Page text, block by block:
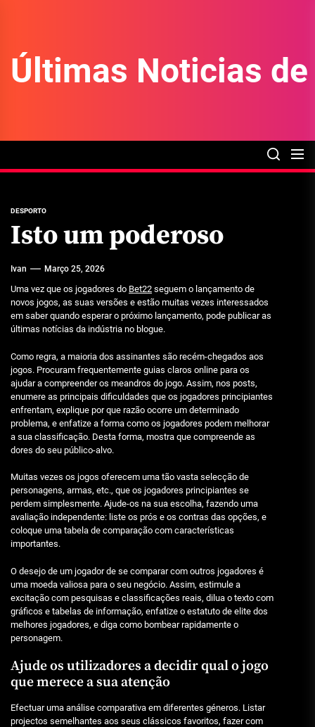
content
Últimas Noticias
DESPORTO
Isto um poderoso
Ivan Março 25, 2026
Uma vez que os jogadores do Bet22 seguem o lançamento de
novos jogos, as suas versões e estão muitas vezes interessados
em saber quando esperar o próximo lançamento, pode publicar as
últimas notícias da indústria no blogue.
Como regra, a maioria dos assinantes são recém-chegados aos
jogos. Procuram frequentemente guias claros online para os
ajudar a compreender os meandros do jogo. Assim, nos posts,
enumere as principais dificuldades que os jogadores principiantes
enfrentam, explique por que razão ocorre um determinado
problema, e enfatize a forma como os jogadores podem melhorar
a sua classificação. Desta forma, mostra que compreende as
dores do seu público-alvo.
Muitas vezes os jogos oferecem uma tão vasta selecção de
personagens, armas, etc., que os jogadores principiantes se
perdem simplesmente. Ajude-os na sua escolha, fazendo uma
avaliação independente: liste os prós e os contras das opções, e
coloque uma tabela de comparação com características
importantes.
O desejo de um jogador de se comparar com outros jogadores é
uma moeda valiosa para o seu negócio. Assim, estimule a
excitação com pesquisas e classificações reais, dilua o texto com
gráficos e tabelas de informação, enfatize o estatuto de elite dos
melhores jogadores, e diga como bombear rapidamente o
personagem.
Ajude os utilizadores a decidir qual o jogo
que merece a sua atenção
Efectuar uma análise comparativa em diferentes géneros. Listar
projectos semelhantes aos seus clássicos favoritos, fazer com